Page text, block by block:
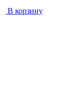
В корзину